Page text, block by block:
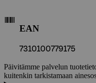
EAN
7310100779175
Päivitämme palvelun
kuitenkin tarkistamaan